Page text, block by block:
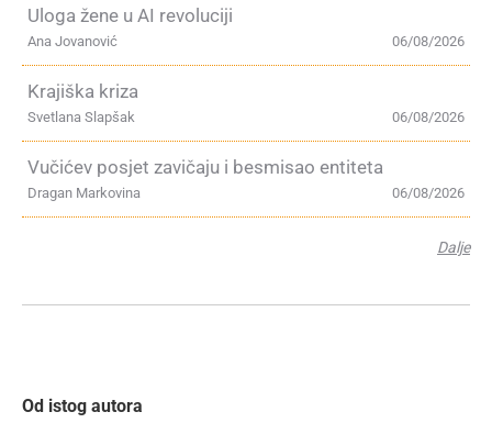
Uloga žene u AI revoluciji
06/08/2026
Ana Jovanović
Krajiška kriza
06/08/2026
Svetlana Slapšak
Vučićev posjet zavičaju i besmisao entiteta
06/08/2026
Dragan Markovina
Dalje
Od istog autora